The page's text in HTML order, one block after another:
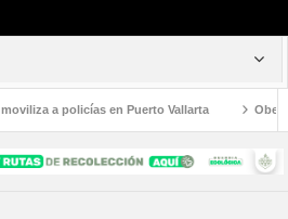
a policías en Puerto Vallarta
de establecimientos para la atención de las